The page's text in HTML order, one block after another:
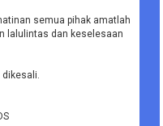
semua pihak amatlah
lalulintas dan keselesaan